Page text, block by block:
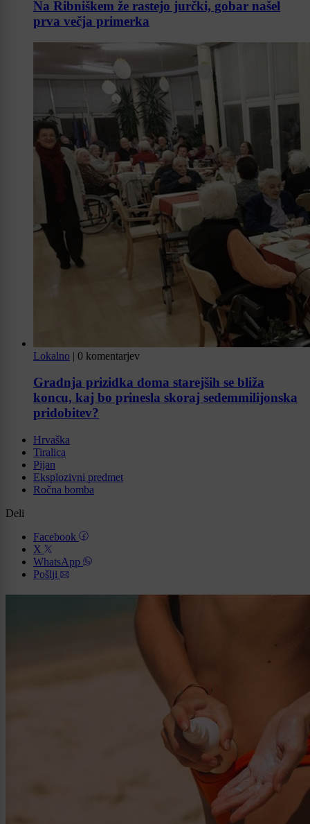
Na Ribniškem že rastejo jurčki, gobar našel
prva večja primerka
Lokalno | 0 komentarjev
Gradnja prizidka doma starejših se bliža
koncu, kaj bo prinesla skoraj sedemmilijonska
pridobitev?
Hrvaška
Tiralica
Pijan
Eksplozivni predmet
Ročna bomba
Deli
Facebook
X
WhatsApp
Pošlji